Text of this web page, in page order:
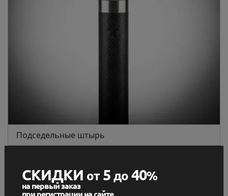
Подседельные штырь
СКИДКИ от5до40%
на первый заказ
при регистрации на сайте